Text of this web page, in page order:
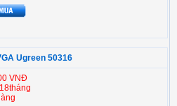
Ugreen 50316
VNĐ
18tháng